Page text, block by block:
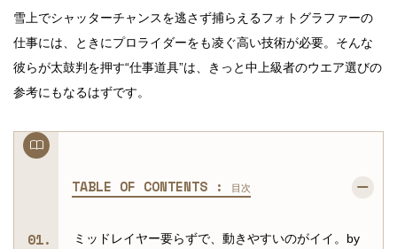
雪上でシャッターチャンスを逃さず捕らえるフォトグラファーの
仕事には、ときにプロライダーをも凌ぐ高い技術が必要。そんな
彼らが太鼓判を押す“仕事道具”は、きっと中上級者のウエア選びの
参考にもなるはずです。
TABLE OF CONTENTS : 目次
ミッドレイヤー要らずで、動きやすいのがイイ。by